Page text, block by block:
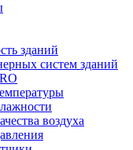
зданий
систем зданий
воздуха